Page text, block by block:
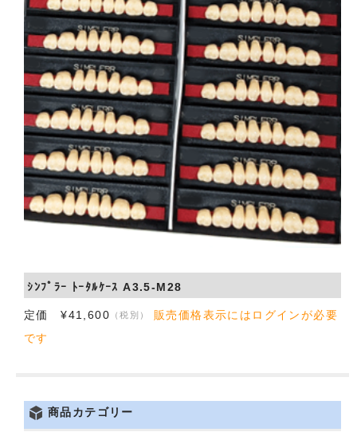
術野撮影キット
3D実体顕微鏡
会社概要
お問い合わせ
ｼﾝﾌﾟﾗｰ ﾄｰﾀﾙｹｰｽ A3.5-M28
定価 ¥41,600 （税別）
販売価格表示にはログインが必要
です
商品カテゴリー